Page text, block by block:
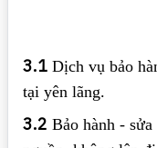
3.1 Dịch vụ bảo
tại yên lãng.
3.2 Bảo hành -